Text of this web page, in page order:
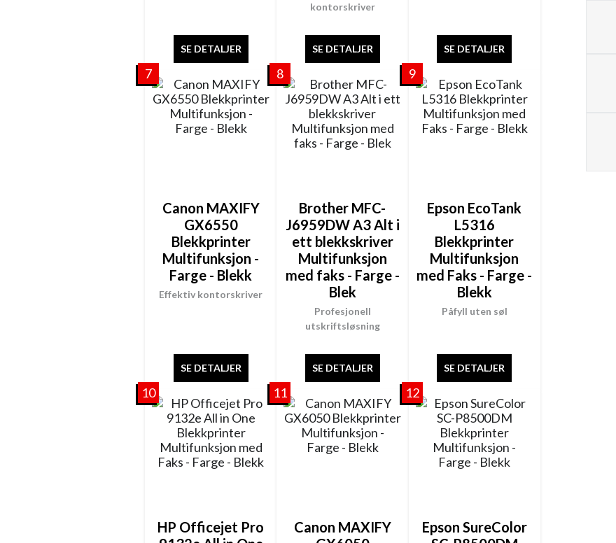
SE DETALJER
kontorskriver
SE DETALJER SE DETALJER
7
Effektiv kontorskriver
Canon MAXIFY
GX6550
Blekkprinter
Multifunksjon -
Farge - Blekk
SE DETALJER
8
Profesjonell
utskriftsløsning
Brother MFC-
J6959DW A3 Alt i
ett blekkskriver
Multifunksjon
med faks - Farge -
Blek
SE DETALJER
9
Påfyll uten søl
Epson EcoTank
L5316
Blekkprinter
Multifunksjon
med Faks - Farge -
Blekk
SE DETALJER
10
HP Officejet Pro
11
Canon MAXIFY
12
Epson SureColor